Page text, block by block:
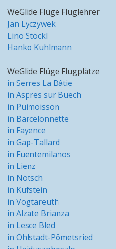
WeGlide Flüge Fluglehrer
Jan Lyczywek
Lino Stöckl
Hanko Kuhlmann
WeGlide Flüge Flugplätze
in Serres La Bâtie
in Aspres sur Buech
in Puimoisson
in Barcelonnette
in Fayence
in Gap-Tallard
in Fuentemilanos
in Lienz
in Nötsch
in Kufstein
in Vogtareuth
in Alzate Brianza
in Lesce Bled
in Ohlstadt-Pömetsried